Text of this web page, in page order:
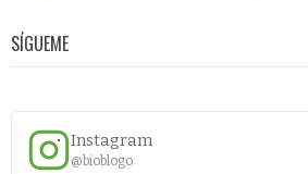
SÍGUEME
Instagram
@bioblogo